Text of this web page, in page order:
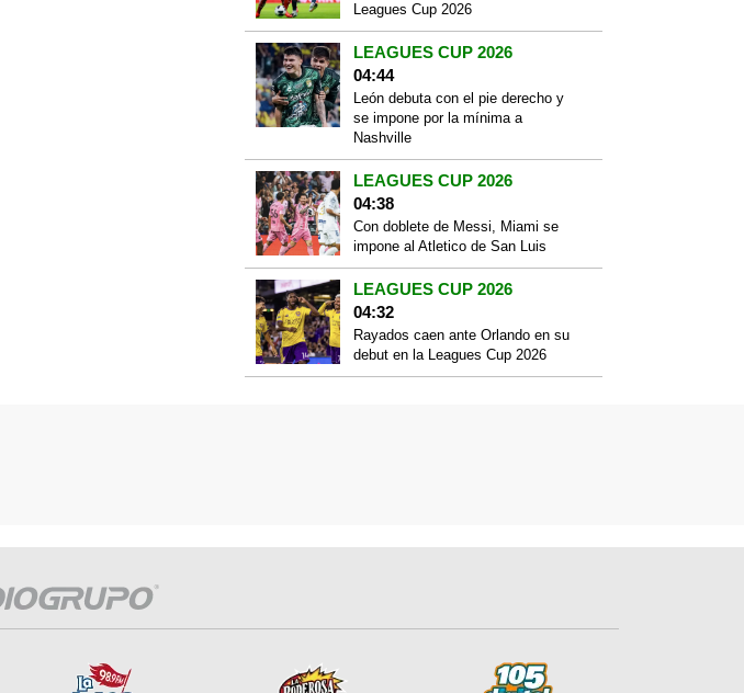
Leagues Cup 2026
LEAGUES CUP 2026
04:44
León debuta con el pie derecho y
se impone por la mínima a
Nashville
LEAGUES CUP 2026
04:38
Con doblete de Messi, Miami se
impone al Atletico de San Luis
LEAGUES CUP 2026
04:32
Rayados caen ante Orlando en su
debut en la Leagues Cup 2026